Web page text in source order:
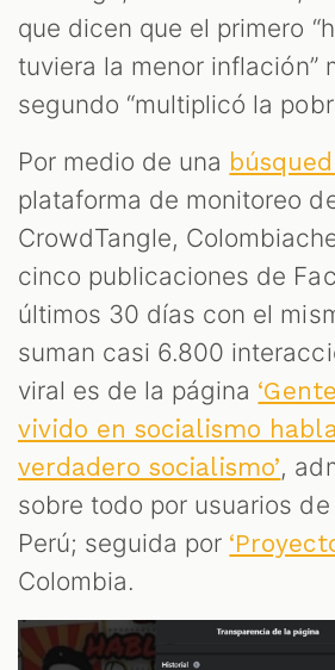
que dicen que el primero
tuviera la menor inflación”
segundo “multiplicó la
Por medio de una
plataforma de monitoreo
CrowdTangle,
cinco publicaciones de
últimos 30 días con el
suman casi 6.800
viral es de la página
vivido en socialismo
verdadero socialismo’,
sobre todo por usuarios
Perú; seguida por
Colombia.